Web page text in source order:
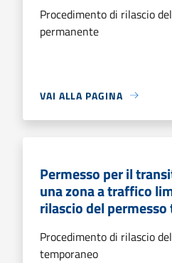
Procedimento di rilascio
permanente
VAI ALLA PAGINA
Permesso per il
una zona a traffico
rilascio del
Procedimento di rilascio
temporaneo